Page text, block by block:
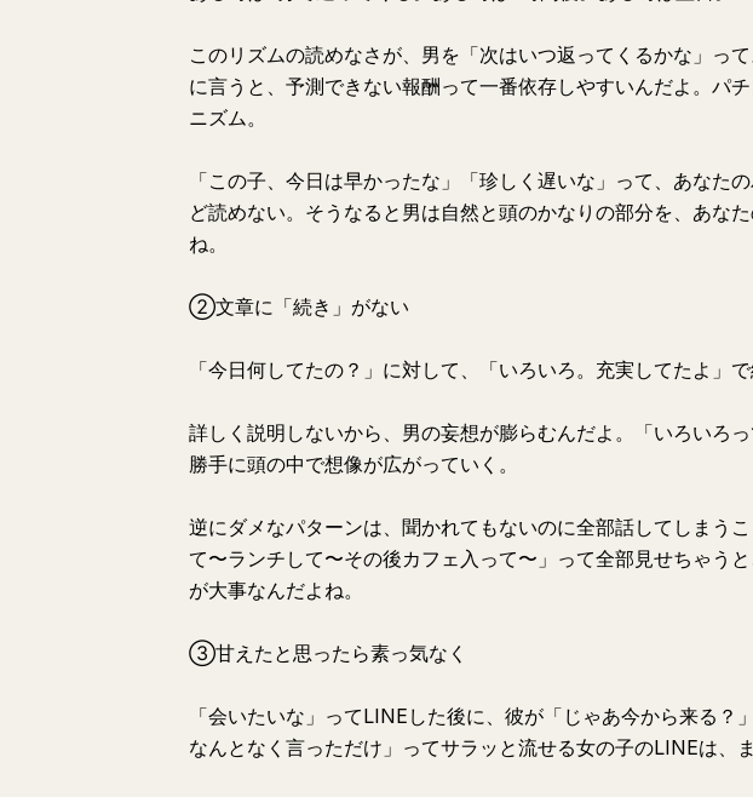
このリズムの読めなさが、男を「次はいつ返ってくるかな」っ
に言うと、予測できない報酬って一番依存しやすいんだよ。パ
ニズム。
「この子、今日は早かったな」「珍しく遅いな」って、あなた
ど読めない。そうなると男は自然と頭のかなりの部分を、あな
ね。
②文章に「続き」がない
「今日何してたの？」に対して、「いろいろ。充実してたよ」
詳しく説明しないから、男の妄想が膨らむんだよ。「いろいろ
勝手に頭の中で想像が広がっていく。
逆にダメなパターンは、聞かれてもないのに全部話してしまう
て〜ランチして〜その後カフェ入って〜」って全部見せちゃう
が大事なんだよね。
③甘えたと思ったら素っ気なく
「会いたいな」ってLINEした後に、彼が「じゃあ今から来る？
なんとなく言っただけ」ってサラッと流せる女の子のLINEは、ま